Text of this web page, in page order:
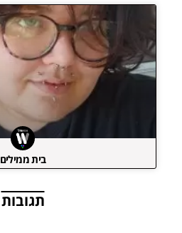
בית ממילים
תגובות